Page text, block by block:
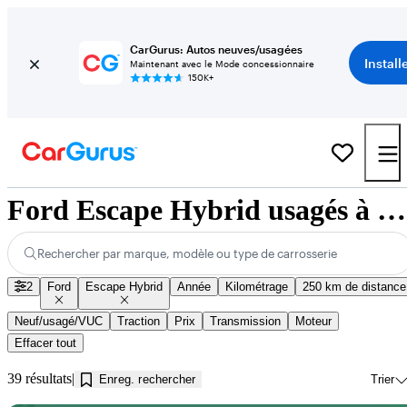
CarGurus: Autos neuves/usagées
Maintenant avec le Mode concessionnaire
150K+
Ford Escape Hybrid usagés à vendre près de Jonquière, QC
Rechercher par marque, modèle ou type de carrosserie
2 Ford Escape Hybrid Année Kilométrage 250 km de distance
Neuf/usagé/VUC Traction Prix Transmission
Moteur
Effacer tout
39 résultats Enreg. rechercher Trier